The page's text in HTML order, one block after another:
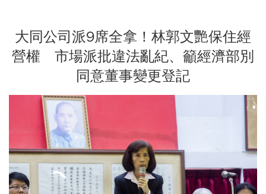
大同公司派9席全拿！林郭文艷保住經
營權 市場派批違法亂紀、籲經濟部別
同意董事變更登記